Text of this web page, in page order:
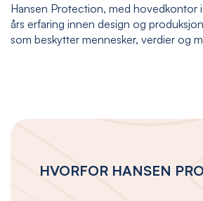
Hansen Protection, med hovedkontor
års erfaring innen design og
som beskytter mennesker, verdier og
HVORFOR HANSEN